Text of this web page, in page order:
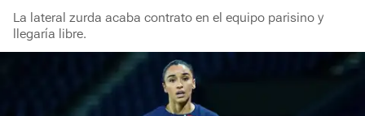
La lateral zurda acaba contrato en el equipo parisino y
llegaría libre.